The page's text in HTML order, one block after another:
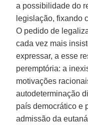
a possibilidade do
legislação, fixando
O pedido de
cada vez mais
expressar, a esse
peremptória: a
motivações
autodeterminação
país democrático e
admissão da